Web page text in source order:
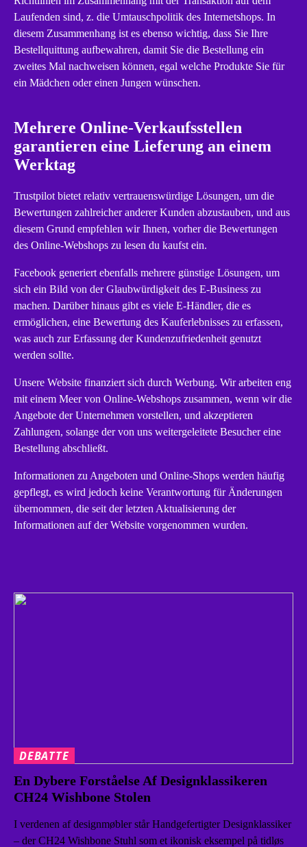
Laufenden sind, z. die Umtauschpolitik des Internetshops. In
diesem Zusammenhang ist es ebenso wichtig, dass Sie Ihre
Bestellquittung aufbewahren, damit Sie die Bestellung ein
zweites Mal nachweisen können, egal welche Produkte Sie für
ein Mädchen oder einen Jungen wünschen.
Mehrere Online-Verkaufsstellen
garantieren eine Lieferung an einem
Werktag
Trustpilot bietet relativ vertrauenswürdige Lösungen, um die
Bewertungen zahlreicher anderer Kunden abzustauben, und aus
diesem Grund empfehlen wir Ihnen, vorher die Bewertungen
des Online-Webshops zu lesen du kaufst ein.
Facebook generiert ebenfalls mehrere günstige Lösungen, um
sich ein Bild von der Glaubwürdigkeit des E-Business zu
machen. Darüber hinaus gibt es viele E-Händler, die es
ermöglichen, eine Bewertung des Kauferlebnisses zu erfassen,
was auch zur Erfassung der Kundenzufriedenheit genutzt
werden sollte.
Unsere Website finanziert sich durch Werbung. Wir arbeiten eng
mit einem Meer von Online-Webshops zusammen, wenn wir die
Angebote der Unternehmen vorstellen, und akzeptieren
Zahlungen, solange der von uns weitergeleitete Besucher eine
Bestellung abschließt.
Informationen zu Angeboten und Online-Shops werden häufig
gepflegt, es wird jedoch keine Verantwortung für Änderungen
übernommen, die seit der letzten Aktualisierung der
Informationen auf der Website vorgenommen wurden.
DEBATTE
En Dybere Forståelse Af Designklassikeren
CH24 Wishbone Stolen
I verdenen af designmøbler står Handgefertigter Designklassiker
– der CH24 Wishbone Stuhl som et ikonisk eksempel på tidløs